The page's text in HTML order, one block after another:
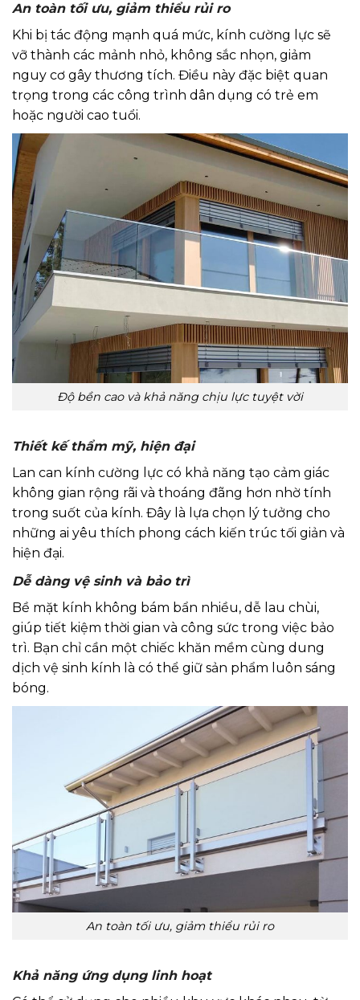
An toàn tối ưu, giảm thiểu rủi ro
Khi bị tác động mạnh quá mức, kính cường lực sẽ
vỡ thành các mảnh nhỏ, không sắc nhọn, giảm
nguy cơ gây thương tích. Điều này đặc biệt quan
trọng trong các công trình dân dụng có trẻ em
hoặc người cao tuổi.
Độ bền cao và khả năng chịu lực tuyệt vời
Thiết kế thẩm mỹ, hiện đại
Lan can kính cường lực có khả năng tạo cảm giác
không gian rộng rãi và thoáng đãng hơn nhờ tính
trong suốt của kính. Đây là lựa chọn lý tưởng cho
những ai yêu thích phong cách kiến trúc tối giản và
hiện đại.
Dễ dàng vệ sinh và bảo trì
Bề mặt kính không bám bẩn nhiều, dễ lau chùi,
giúp tiết kiệm thời gian và công sức trong việc bảo
trì. Bạn chỉ cần một chiếc khăn mềm cùng dung
dịch vệ sinh kính là có thể giữ sản phẩm luôn sáng
bóng.
An toàn tối ưu, giảm thiểu rủi ro
Khả năng ứng dụng linh hoạt